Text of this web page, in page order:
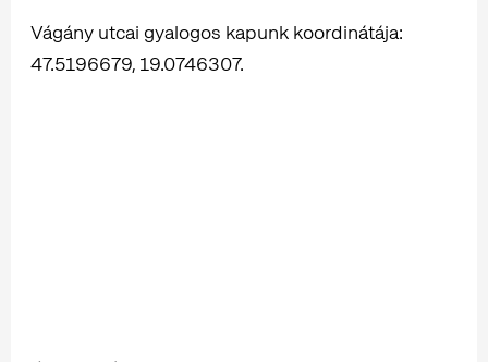
Vágány utcai gyalogos kapunk koordinátája:
47.5196679, 19.0746307.